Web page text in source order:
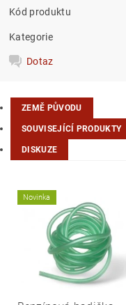
Kód produktu
Kategorie
Dotaz
ZEMĚ PŮVODU
SOUVISEJÍCÍ PRODUKTY
DISKUZE
Novinka